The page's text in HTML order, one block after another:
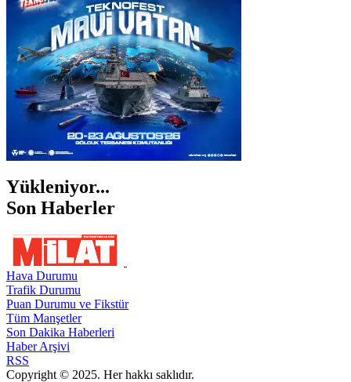
ŞIRNAK
Yükleniyor...
Son Haberler
Hava Durumu
Trafik Durumu
Puan Durumu ve Fikstür
Tüm Manşetler
Son Dakika Haberleri
Haber Arşivi
RSS
Copyright © 2025. Her hakkı saklıdır.